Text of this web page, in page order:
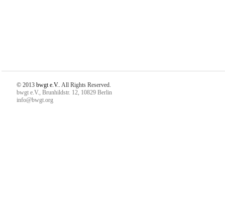
© 2013 bwgt e.V.. All Rights Reserved.
bwgt e.V., Brunhildstr. 12, 10829 Berlin
info@bwgt.org